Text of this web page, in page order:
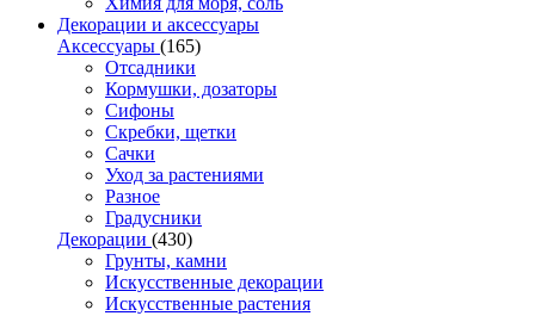
Декорации и аксессуары
Аксессуары (165)
Отсадники
Кормушки, дозаторы
Сифоны
Скребки, щетки
Сачки
Уход за растениями
Разное
Градусники
Декорации (430)
Грунты, камни
Искусственные декорации
Искусственные растения